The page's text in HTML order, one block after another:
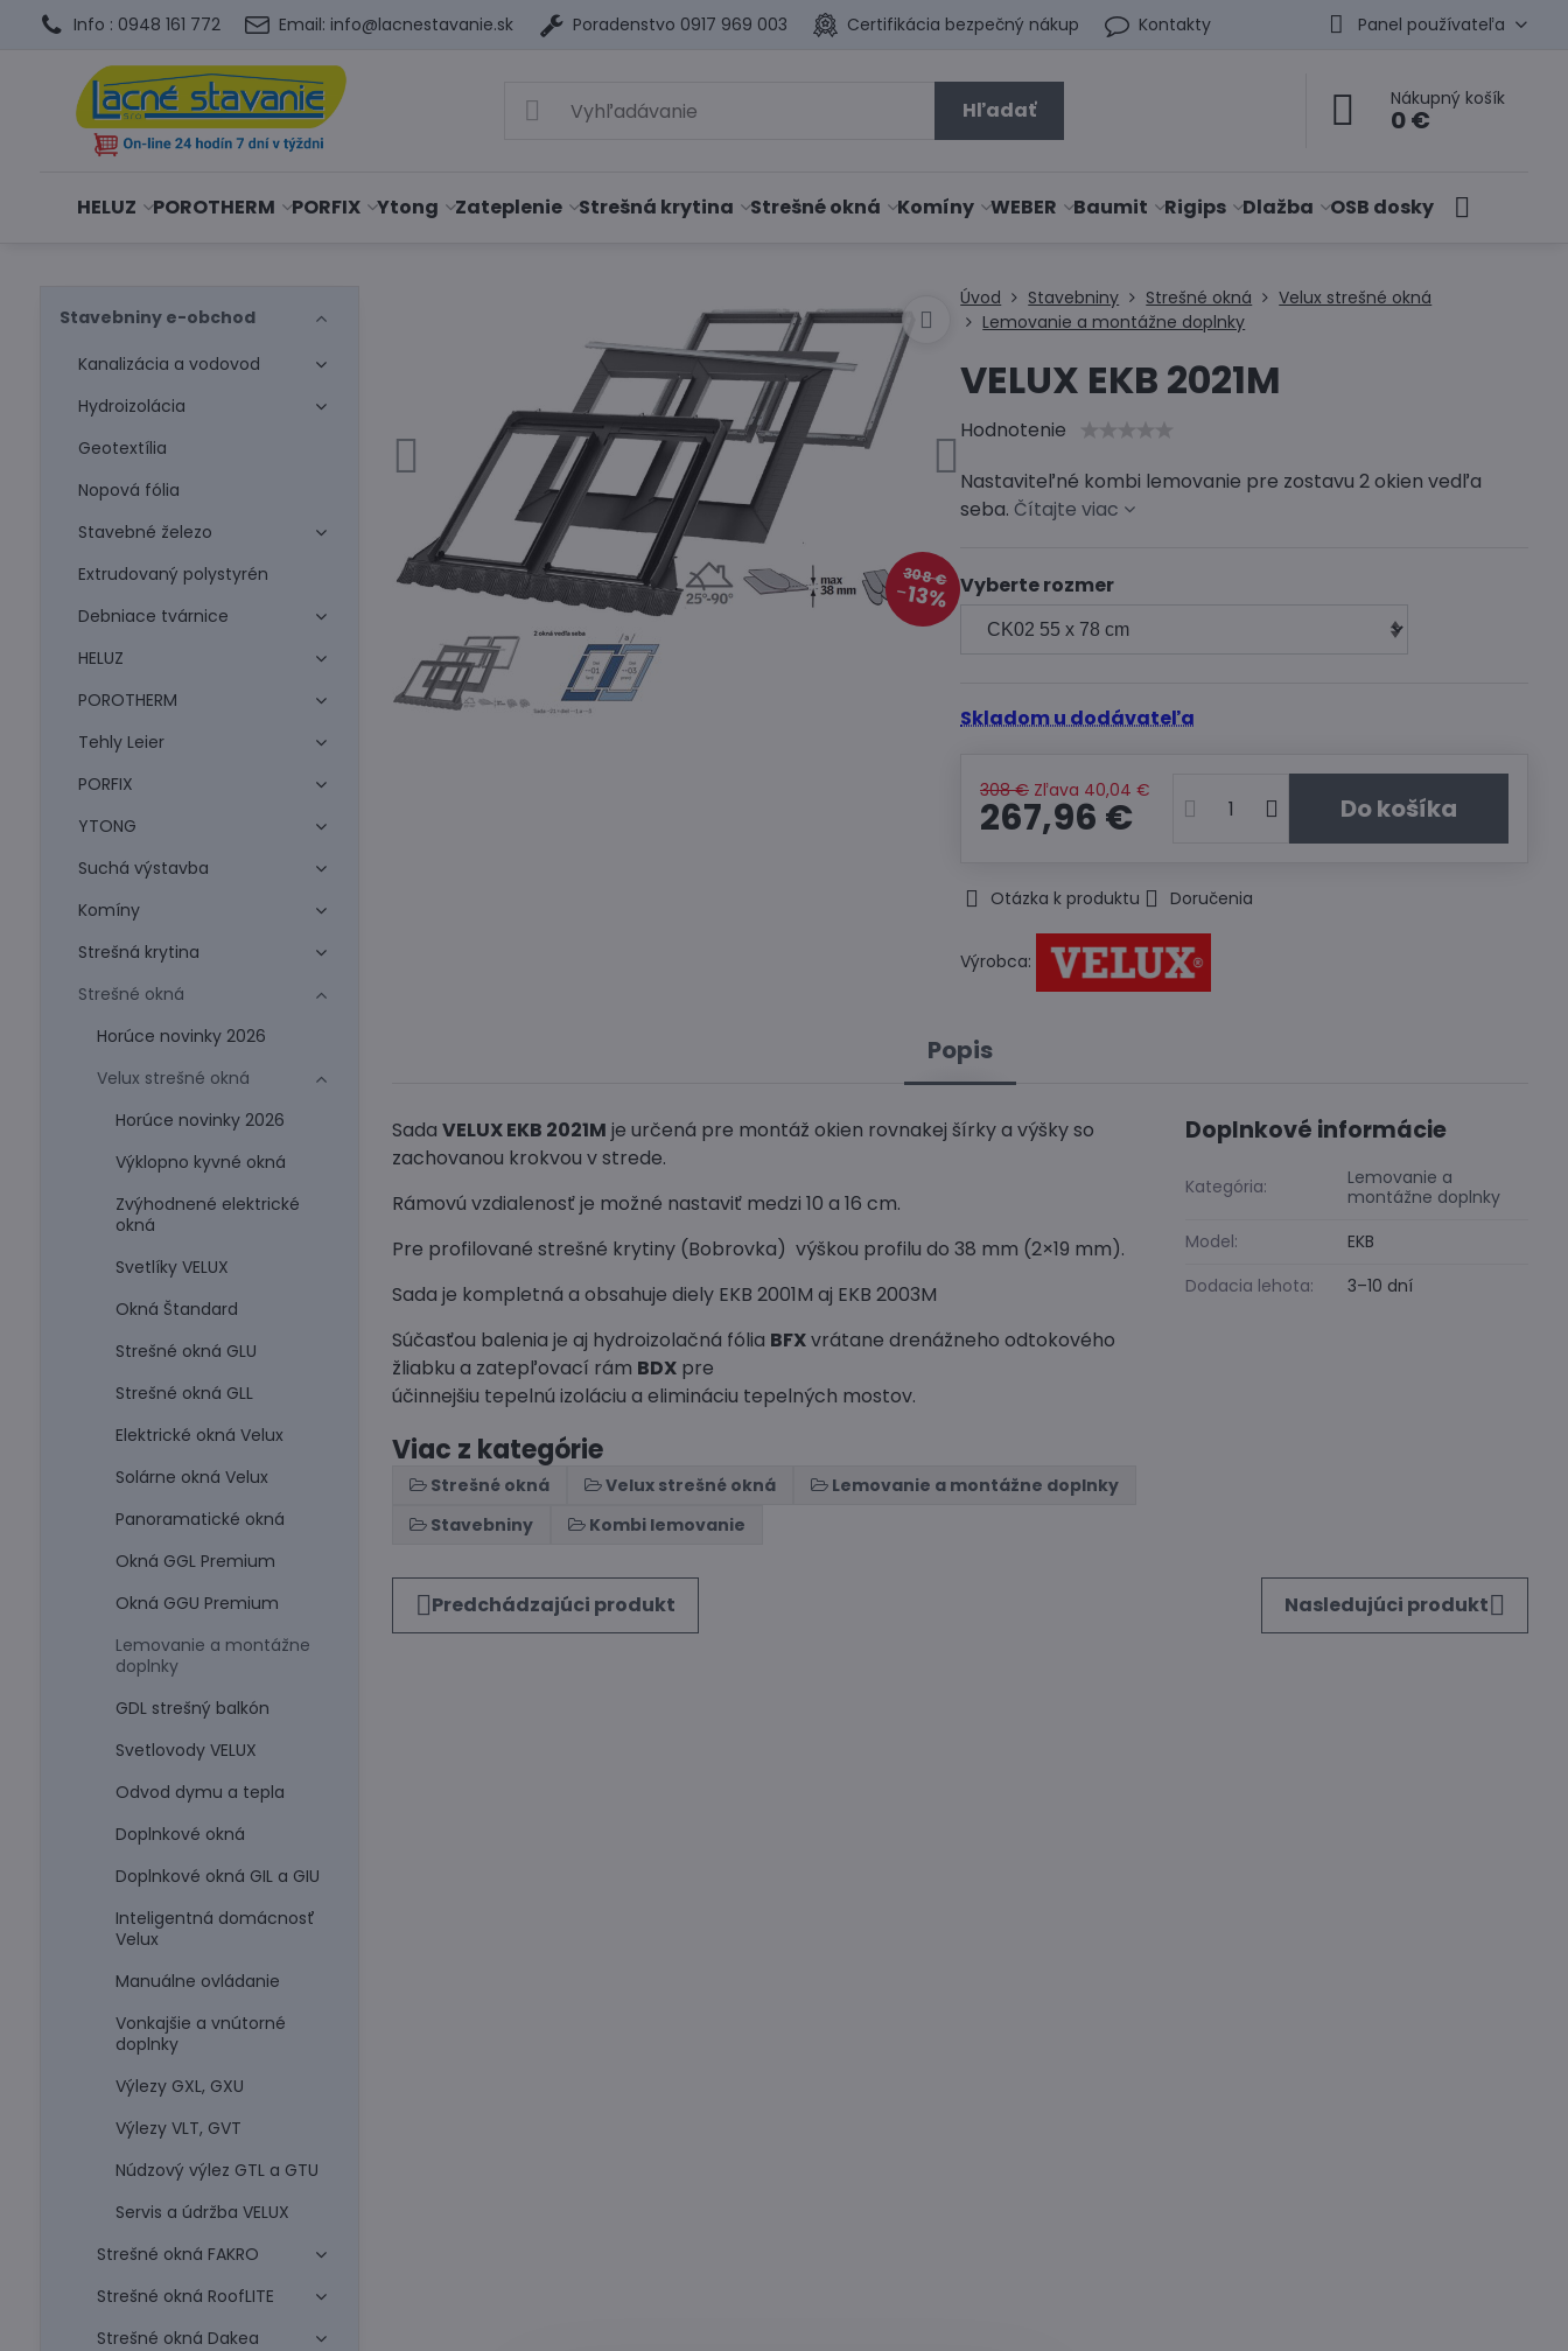
Info : 0948 161 772 Email: info@lacnestavanie.sk Poradenstvo 0917 969 003 Certifikácia bezpečný nákup Kontakty Panel používateľa
Hľadať Nákupný košík
0 €
HELUZ POROTHERM PORFIX Ytong Zateplenie Strešná krytina Strešné okná Komíny WEBER Baumit Rigips Dlažba OSB dosky
308 €
13%
Úvod Stavebniny Strešné okná
Velux strešné okná
Lemovanie a montážne doplnky
VELUX EKB 2021M
Hodnotenie
Nastaviteľné kombi lemovanie pre zostavu 2 okien vedľa
seba.Čítajte viac
Vyberte rozmer
Skladom u dodávateľa
308 € Zľava 40,04 €
267,96 € Do košíka
Otázka k produktu Doručenia
Výrobca:
Popis
SadaVELUX EKB 2021M je určená pre montáž okien rovnakej šírky a výšky so
zachovanou krokvou v strede.
Rámovú vzdialenosť je možné nastaviť medzi 10 a 16 cm.
Pre profilované strešné krytiny (Bobrovka) výškou profilu do 38 mm (2×19 mm).
Sada je kompletná a obsahuje diely EKB 2001M aj EKB 2003M
Súčasťou balenia je aj hydroizolačná fólia BFXvrátane drenážneho odtokového
žliabku a zatepľovací rám BDX pre
účinnejšiu tepelnú izoláciu a elimináciu tepelných mostov.
Viac z kategórie
Strešné okná Velux strešné okná
Lemovanie a montážne doplnky
Stavebniny
Kombi lemovanie
Doplnkové informácie
Kategória:
Lemovanie a
montážne doplnky
Model:
EKB
Dodacia lehota:
3–10 dní
Predchádzajúci produkt Nasledujúci produkt
Stavebniny e-obchod
Kanalizácia a vodovod
Hydroizolácia
Geotextília
Nopová fólia
Stavebné železo
Extrudovaný polystyrén
Debniace tvárnice
HELUZ
POROTHERM
Tehly Leier
PORFIX
YTONG
Suchá výstavba
Komíny
Strešná krytina
Strešné okná
Horúce novinky 2026
Velux strešné okná
Horúce novinky 2026
Výklopno kyvné okná
Zvýhodnené elektrické
okná
Svetlíky VELUX
Okná Štandard
Strešné okná GLU
Strešné okná GLL
Elektrické okná Velux
Solárne okná Velux
Panoramatické okná
Okná GGL Premium
Okná GGU Premium
Lemovanie a montážne
doplnky
GDL strešný balkón
Svetlovody VELUX
Odvod dymu a tepla
Doplnkové okná
Doplnkové okná GIL a GIU
Inteligentná domácnosť
Velux
Manuálne ovládanie
Vonkajšie a vnútorné
doplnky
Výlezy GXL, GXU
Výlezy VLT, GVT
Núdzový výlez GTL a GTU
Servis a údržba VELUX
Strešné okná FAKRO
Strešné okná RoofLITE
Strešné okná Dakea